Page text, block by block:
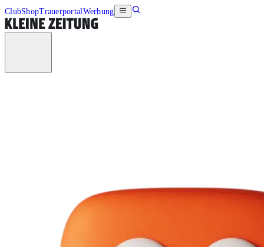
ClubShopTrauerportalWerbung